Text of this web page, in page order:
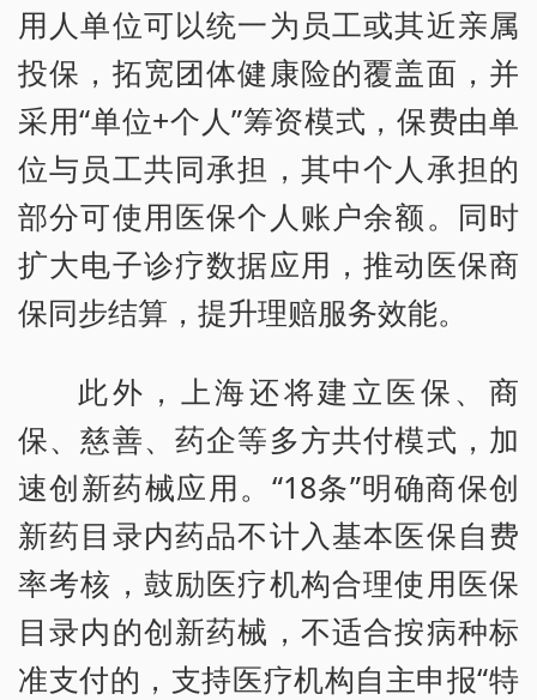
用人单位可以统一为员工或其近亲属
投保，拓宽团体健康险的覆盖面，并
采用“单位+个人”筹资模式，保费由单
位与员工共同承担，其中个人承担的
部分可使用医保个人账户余额。同时
扩大电子诊疗数据应用，推动医保商
保同步结算，提升理赔服务效能。
此外，上海还将建立医保、商
保、慈善、药企等多方共付模式，加
速创新药械应用。“18条”明确商保创
新药目录内药品不计入基本医保自费
率考核，鼓励医疗机构合理使用医保
目录内的创新药械，不适合按病种标
准支付的，支持医疗机构自主申报“特